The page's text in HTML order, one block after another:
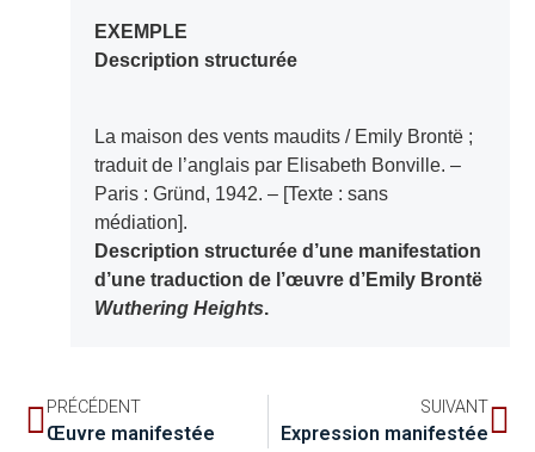
EXEMPLE
Description structurée
La maison des vents maudits / Emily Brontë ;
traduit de l’anglais par Elisabeth Bonville. –
Paris : Gründ, 1942. – [Texte : sans
médiation].
Description structurée d’une manifestation
d’une traduction de l’œuvre d’Emily Brontë
Wuthering Heights.
PRÉCÉDENT
Œuvre manifestée
SUIVANT
Expression manifestée